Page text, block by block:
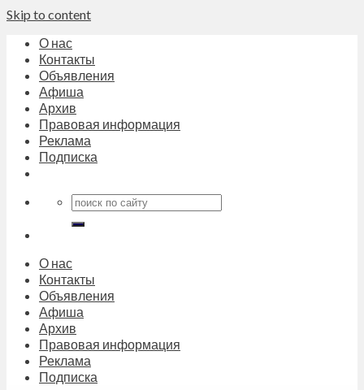
Skip to content
О нас
Контакты
Объявления
Афиша
Архив
Правовая информация
Реклама
Подписка
О нас
Контакты
Объявления
Афиша
Архив
Правовая информация
Реклама
Подписка